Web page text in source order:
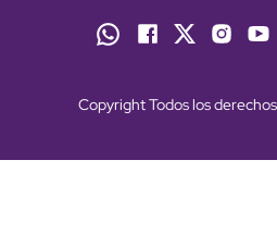
Copyright Todos los